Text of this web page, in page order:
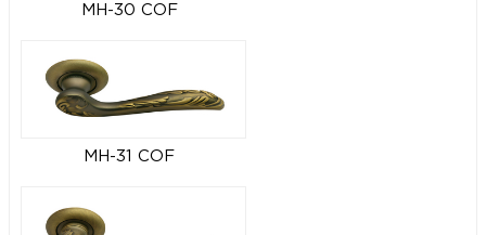
MH-30 COF
MH-31 COF